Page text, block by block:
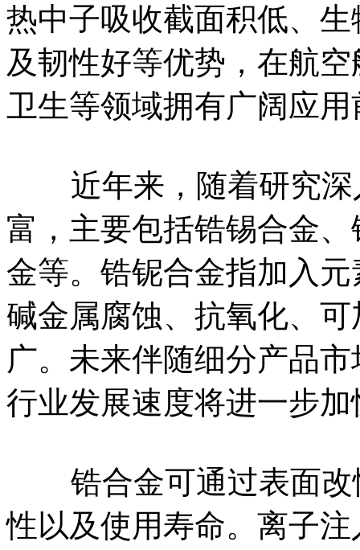
热中子吸收截面积低、
及韧性好等优势，在航
卫生等领域拥有广阔应
近年来，随着研究深
富，主要包括锆锡合金
金等。锆铌合金指加入
碱金属腐蚀、抗氧化、
广。未来伴随细分产品
行业发展速度将进一步加
锆合金可通过表面改
性以及使用寿命。离子